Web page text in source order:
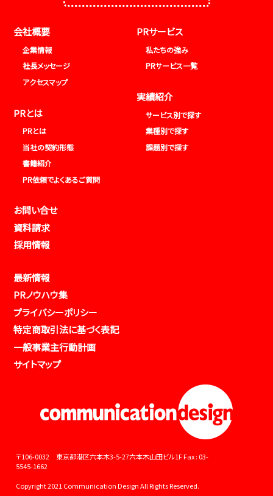
会社概要
企業情報
社長メッセージ
アクセスマップ
PRとは
PRとは
当社の契約形態
書籍紹介
PR依頼でよくあるご質問
PRサービス
私たちの強み
PRサービス一覧
実績紹介
サービス別で探す
業種別で探す
課題別で探す
お問い合せ
資料請求
採用情報
最新情報
PRノウハウ集
プライバシーポリシー
特定商取引法に基づく表記
一般事業主行動計画
サイトマップ
〒106-0032 東京都港区六本木3-5-27六本木山田ビル1F Fax : 03-
5545-1662
Copyright 2021 Communication Design All Rights Reserved.